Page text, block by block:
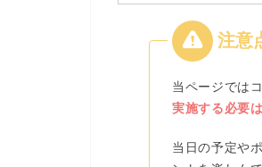
当ページでは
実施する必要
当日の予定や